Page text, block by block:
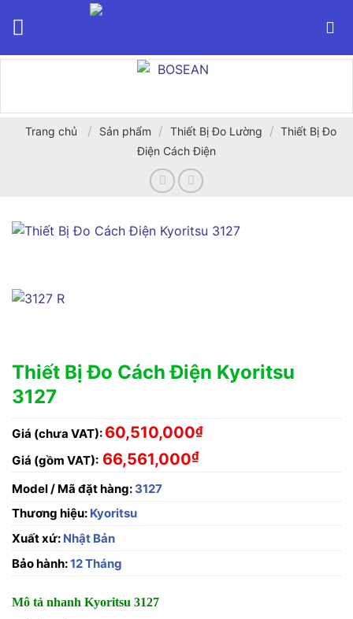
Trang chủ / Sản phẩm / Thiết Bị Đo Lường / Thiết Bị Đo
Điện Cách Điện
Thiết Bị Đo Cách Điện Kyoritsu
3127
Giá (chưa VAT): 60,510,000₫
Giá (gồm VAT): 66,561,000₫
Model / Mã đặt hàng: 3127
Thương hiệu: Kyoritsu
Xuất xứ: Nhật Bản
Bảo hành:12 Tháng
Mô tả nhanh Kyoritsu 3127